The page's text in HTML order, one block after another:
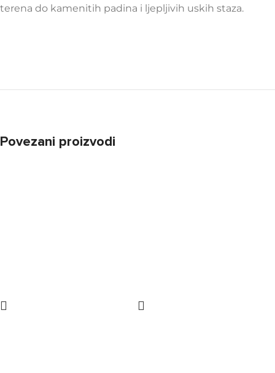
terena do kamenitih padina i ljepljivih uskih staza.
Povezani proizvodi